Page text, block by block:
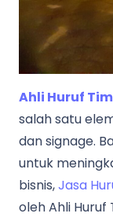
Ahli Huruf
salah satu
dan signage.
untuk
bisnis,Jasa
oleh Ahli Huruf